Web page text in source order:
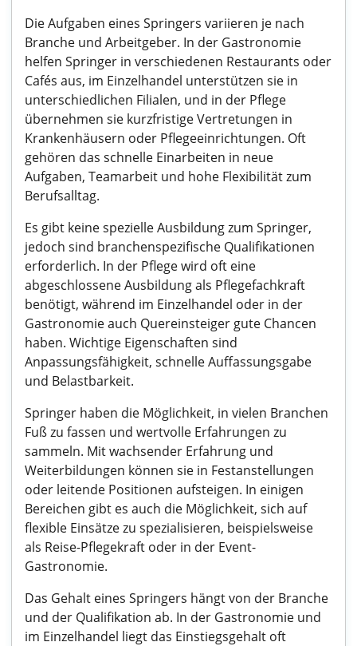
Die Aufgaben eines Springers variieren je nach
Branche und Arbeitgeber. In der Gastronomie
helfen Springer in verschiedenen Restaurants oder
Cafés aus, im Einzelhandel unterstützen sie in
unterschiedlichen Filialen, und in der Pflege
übernehmen sie kurzfristige Vertretungen in
Krankenhäusern oder Pflegeeinrichtungen. Oft
gehören das schnelle Einarbeiten in neue
Aufgaben, Teamarbeit und hohe Flexibilität zum
Berufsalltag.
Es gibt keine spezielle Ausbildung zum Springer,
jedoch sind branchenspezifische Qualifikationen
erforderlich. In der Pflege wird oft eine
abgeschlossene Ausbildung als Pflegefachkraft
benötigt, während im Einzelhandel oder in der
Gastronomie auch Quereinsteiger gute Chancen
haben. Wichtige Eigenschaften sind
Anpassungsfähigkeit, schnelle Auffassungsgabe
und Belastbarkeit.
Springer haben die Möglichkeit, in vielen Branchen
Fuß zu fassen und wertvolle Erfahrungen zu
sammeln. Mit wachsender Erfahrung und
Weiterbildungen können sie in Festanstellungen
oder leitende Positionen aufsteigen. In einigen
Bereichen gibt es auch die Möglichkeit, sich auf
flexible Einsätze zu spezialisieren, beispielsweise
als Reise-Pflegekraft oder in der Event-
Gastronomie.
Das Gehalt eines Springers hängt von der Branche
und der Qualifikation ab. In der Gastronomie und
im Einzelhandel liegt das Einstiegsgehalt oft